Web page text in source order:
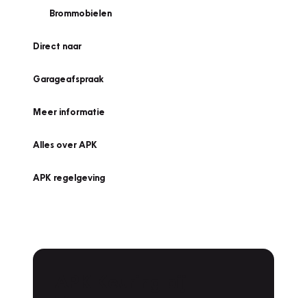
Brommobielen
Direct naar
Garageafspraak
Meer informatie
Alles over APK
APK regelgeving